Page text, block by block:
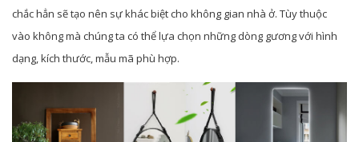
chắc hẳn sẽ tạo nên sự khác biệt cho không gian nhà ở. Tùy thuộc
vào không mà chúng ta có thể lựa chọn những dòng gương với hình
dạng, kích thước, mẫu mã phù hợp.